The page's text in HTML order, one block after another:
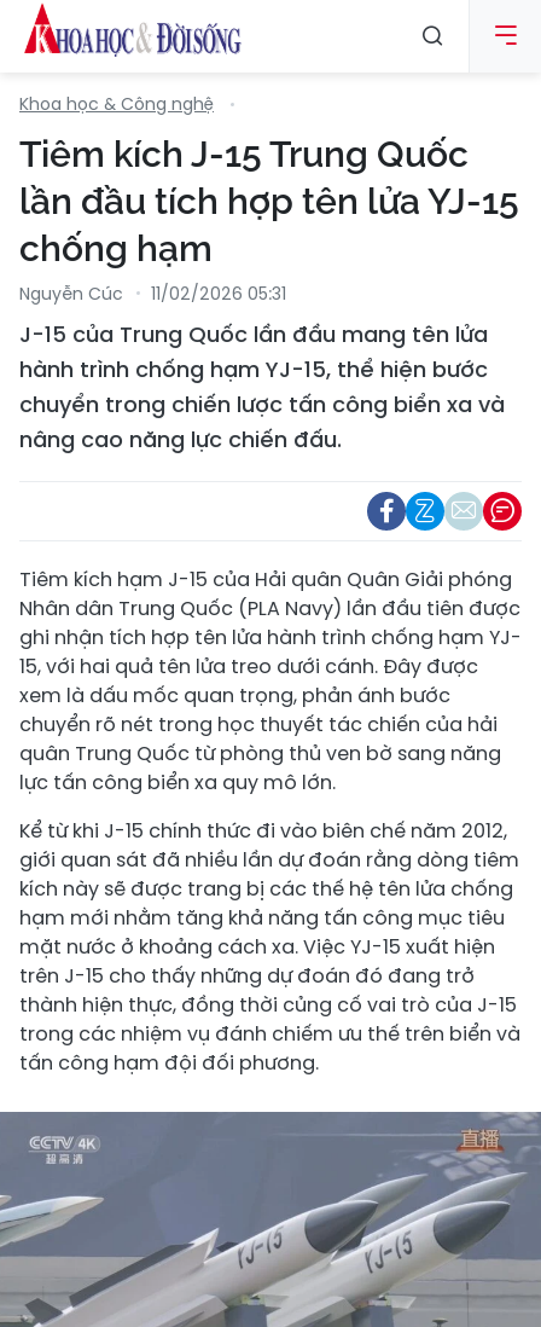
Khoa học & Công nghệ
Tiêm kích J-15 Trung Quốc
lần đầu tích hợp tên lửa YJ-15
chống hạm
Nguyễn Cúc 11/02/2026 05:31
J-15 của Trung Quốc lần đầu mang tên lửa
hành trình chống hạm YJ-15, thể hiện bước
chuyển trong chiến lược tấn công biển xa và
nâng cao năng lực chiến đấu.
Tiêm kích hạm J-15 của Hải quân Quân Giải phóng
Nhân dân Trung Quốc (PLA Navy) lần đầu tiên được
ghi nhận tích hợp tên lửa hành trình chống hạm YJ-
15, với hai quả tên lửa treo dưới cánh. Đây được
xem là dấu mốc quan trọng, phản ánh bước
chuyển rõ nét trong học thuyết tác chiến của hải
quân Trung Quốc từ phòng thủ ven bờ sang năng
lực tấn công biển xa quy mô lớn.
Kể từ khi J-15 chính thức đi vào biên chế năm 2012,
giới quan sát đã nhiều lần dự đoán rằng dòng tiêm
kích này sẽ được trang bị các thế hệ tên lửa chống
hạm mới nhằm tăng khả năng tấn công mục tiêu
mặt nước ở khoảng cách xa. Việc YJ-15 xuất hiện
trên J-15 cho thấy những dự đoán đó đang trở
thành hiện thực, đồng thời củng cố vai trò của J-15
trong các nhiệm vụ đánh chiếm ưu thế trên biển và
tấn công hạm đội đối phương.